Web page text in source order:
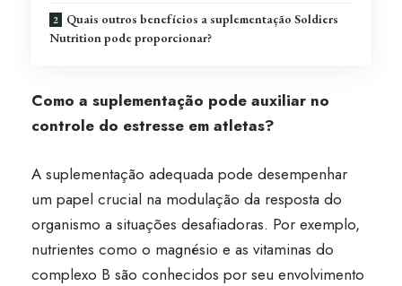
Quais outros benefícios a suplementação Soldiers
Nutrition pode proporcionar?
Como a suplementação pode auxiliar no
controle do estresse em atletas?
A suplementação adequada pode desempenhar
um papel crucial na modulação da resposta do
organismo a situações desafiadoras. Por exemplo,
nutrientes como o magnésio e as vitaminas do
complexo B são conhecidos por seu envolvimento